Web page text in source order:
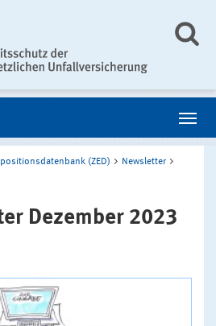
(ZED)
Newsletter
Dezember 2023